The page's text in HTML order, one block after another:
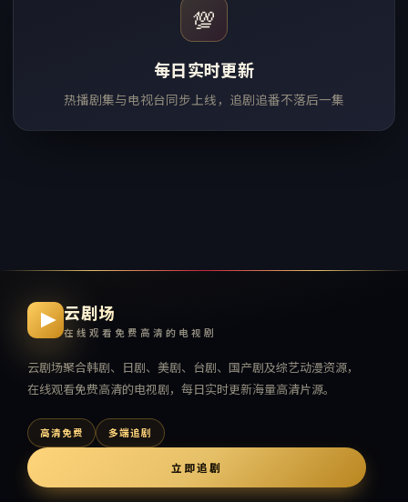
💯
每日实时更新
热播剧集与电视台同步上线，追剧追番不落后一集
云剧场
在线观看免费高清的电视剧
云剧场聚合韩剧、日剧、美剧、台剧、国产剧及综艺动漫资源，
在线观看免费高清的电视剧，每日实时更新海量高清片源。
高清免费 多端追剧
立即追剧